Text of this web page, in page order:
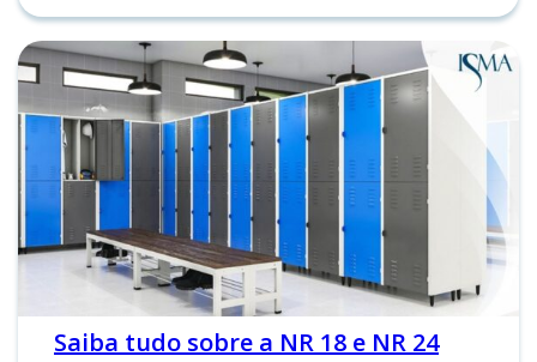
Saiba tudo sobre a NR 18 e NR 24